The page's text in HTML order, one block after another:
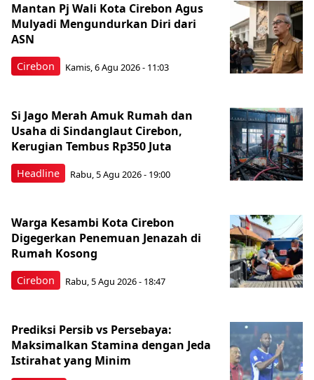
Cirebon
Mantan Pj Wali Kota Cirebon Agus
Mulyadi Mengundurkan Diri dari
ASN
Kamis, 6 Agu 2026 - 11:03
Headline
Si Jago Merah Amuk Rumah dan
Usaha di Sindanglaut Cirebon,
Kerugian Tembus Rp350 Juta
Rabu, 5 Agu 2026 - 19:00
Cirebon
Warga Kesambi Kota Cirebon
Digegerkan Penemuan Jenazah di
Rumah Kosong
Rabu, 5 Agu 2026 - 18:47
Prediksi Persib vs Persebaya:
Maksimalkan Stamina dengan Jeda
Istirahat yang Minim